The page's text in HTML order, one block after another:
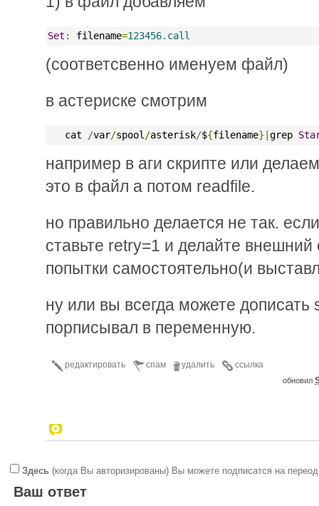
Set : filename=123456.call
(соответсвенно именуем файл)
в астериске смотрим
cat /var/spool /asterisk/${filename}|grep
например в аги скрипте или
это в файл а потом readfile.
но правильно делается не так.
ставьте retry=1 и делайте внешний
попытки самостоятельно(и
ну или вы всегда можете дописать
порписывал в переменную.
ссылка
удалить
спам
редактировать
обновил
Здесь (когда Вы авторизированы) Вы можете подписатся на
Ваш ответ